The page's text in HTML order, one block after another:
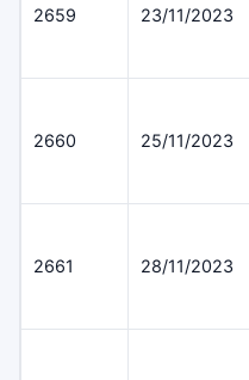
2659 23/11/2023
2660 25/11/2023
2661 28/11/2023